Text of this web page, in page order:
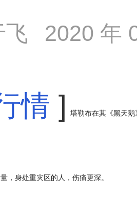
飞 2020 年
情 ] 塔勒布在其《黑天
，身处重灾区的人，伤痛更深。